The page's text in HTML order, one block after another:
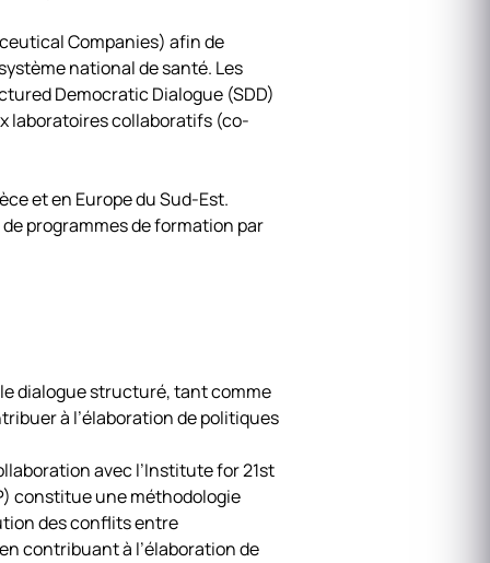
Companies) afin de
national de santé. Les
Democratic Dialogue (SDD)
laboratoires collaboratifs (co-
et en Europe du Sud-Est.
programmes de formation par
dialogue structuré, tant comme
à l’élaboration de politiques
avec l’Institute for 21st
constitue une méthodologie
des conflits entre
contribuant à l’élaboration de